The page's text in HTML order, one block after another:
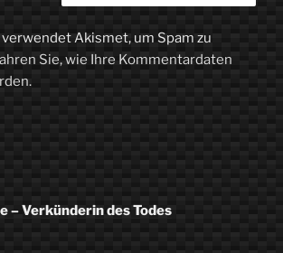
Akismet, um Spam zu
Sie, wie Ihre Kommentardaten
– Verkünderin des Todes